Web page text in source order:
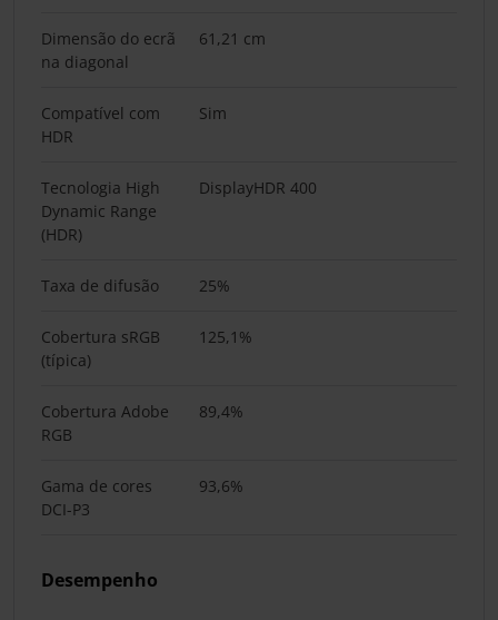
Dimensão do ecrã
na diagonal
61,21 cm
Compatível com
HDR
Sim
Tecnologia High
Dynamic Range
(HDR)
DisplayHDR 400
Taxa de difusão 25%
Cobertura sRGB
(típica)
125,1%
Cobertura Adobe
RGB
89,4%
Gama de cores
DCI-P3
93,6%
Desempenho